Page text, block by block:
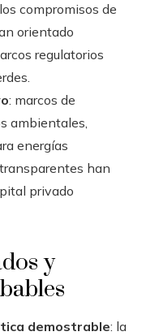
compromisos de
orientado
regulatorios
: marcos de
ambientales,
energías
han
privado
y
demostrable: la